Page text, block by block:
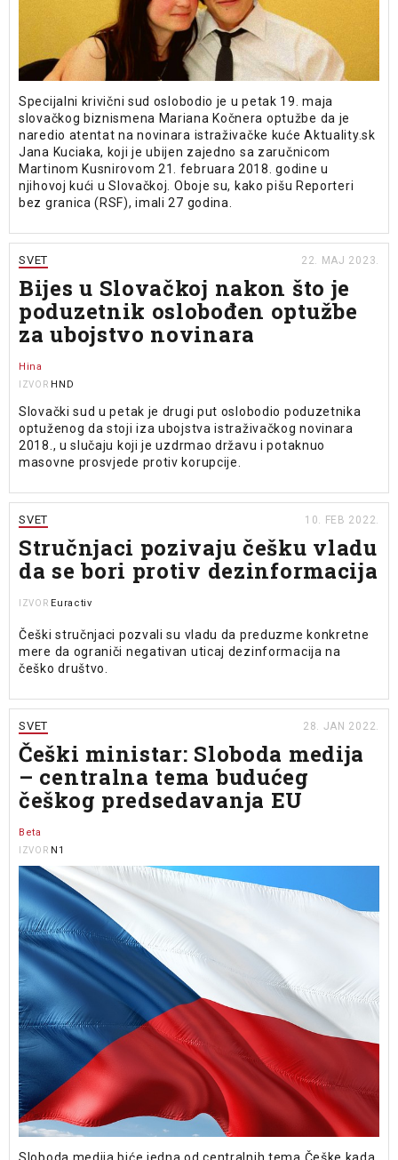
Specijalni krivični sud oslobodio je u petak 19. maja
slovačkog biznismena Mariana Kočnera optužbe da je
naredio atentat na novinara istraživačke kuće Aktuality.sk
Jana Kuciaka, koji je ubijen zajedno sa zaručnicom
Martinom Kusnirovom 21. februara 2018. godine u
njihovoj kući u Slovačkoj. Oboje su, kako pišu Reporteri
bez granica (RSF), imali 27 godina.
SVET 22. MAJ 2023.
Bijes u Slovačkoj nakon što je
poduzetnik oslobođen optužbe
za ubojstvo novinara
Hina
IZVOR HND
Slovački sud u petak je drugi put oslobodio poduzetnika
optuženog da stoji iza ubojstva istraživačkog novinara
2018., u slučaju koji je uzdrmao državu i potaknuo
masovne prosvjede protiv korupcije.
SVET 10. FEB 2022.
Stručnjaci pozivaju češku vladu
da se bori protiv dezinformacija
IZVOR Euractiv
Češki stručnjaci pozvali su vladu da preduzme konkretne
mere da ograniči negativan uticaj dezinformacija na
češko društvo.
SVET 28. JAN 2022.
Češki ministar: Sloboda medija
– centralna tema budućeg
češkog predsedavanja EU
Beta
IZVOR N1
Sloboda medija biće jedna od centralnih tema Češke kada